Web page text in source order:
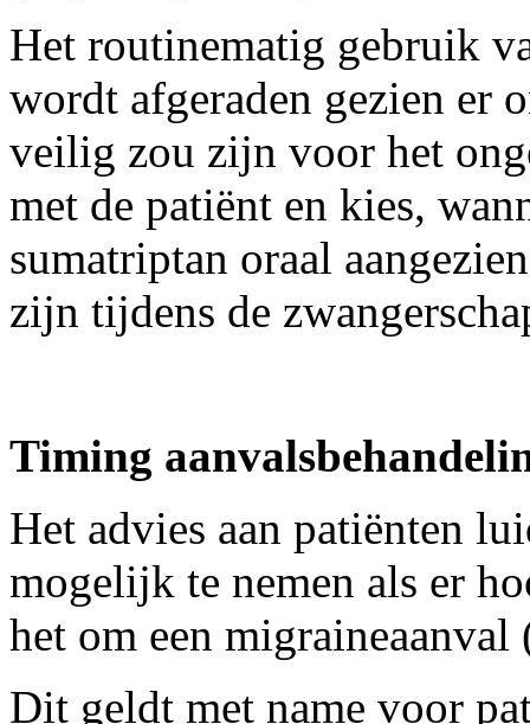
Het routinematig gebruik
wordt afgeraden gezien er
veilig zou zijn voor het
met de patiënt en kies,
sumatriptan oraal
zijn tijdens de
Timing
Het advies aan patiënten
mogelijk te nemen als er
het om een
Dit geldt met name voor